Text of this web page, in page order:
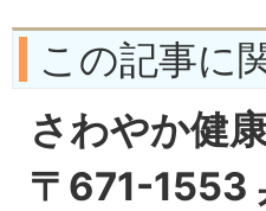
この記事に
さわやか健
〒671-1553